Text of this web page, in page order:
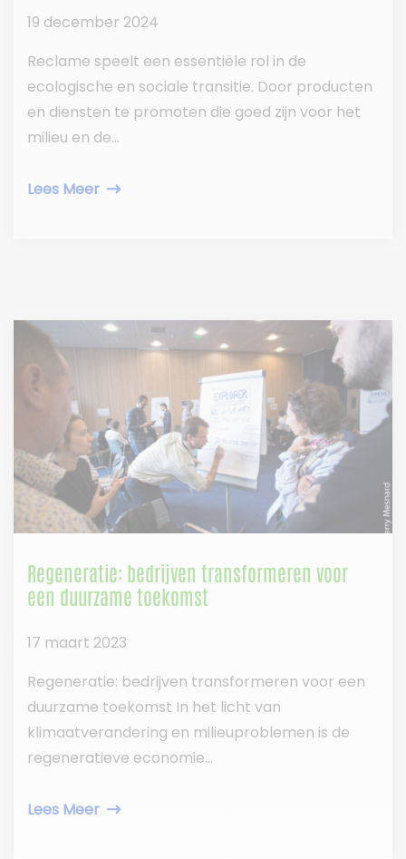
19 december 2024
Reclame speelt een essentiële rol in de
ecologische en sociale transitie. Door producten
en diensten te promoten die goed zijn voor het
milieu en de...
Lees Meer
Regeneratie: bedrijven transformeren voor
een duurzame toekomst
17 maart 2023
Regeneratie: bedrijven transformeren voor een
duurzame toekomst In het licht van
klimaatverandering en milieuproblemen is de
regeneratieve economie...
Lees Meer